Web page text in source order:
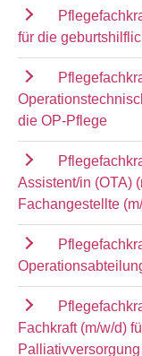
für die
die OP-Pflege
Assistent/in (OTA)
Fachangestellte
Fachkraft (m/w/d)